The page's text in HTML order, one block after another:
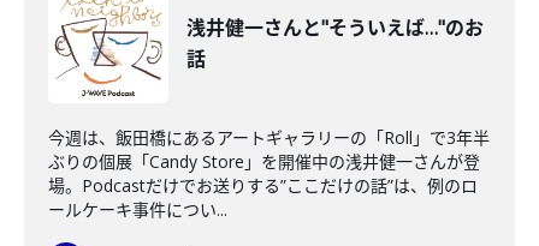
浅井健一さんと"そういえば…"のお
話
今週は、飯田橋にあるアートギャラリーの「Roll」で3年半
ぶりの個展「Candy Store」を開催中の浅井健一さんが登
場。Podcastだけでお送りする”ここだけの話”は、例のロ
ールケーキ事件につい...